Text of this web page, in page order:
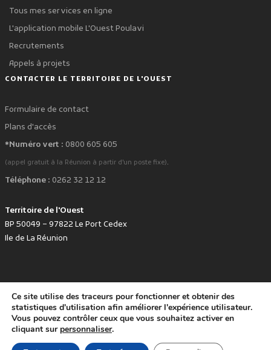
Tous mes services en ligne
L'application mobile L'Ouest Poulavi
Recrutements
Appels à projets
CONTACTER LE TERRITOIRE DE L'OUEST
Formulaire de contact
Plans d'accès
*Numéro vert : 0800 605 605
(appel gratuit à la Réunion à partir d'un poste fixe).
Téléphone : 0262 32 12 12
Territoire de l'Ouest
BP 50049 – 97822 Le Port Cedex
Ile de La Réunion
Développé avec favoritepar le Territoire de l'Ouest © www.tco.re -2026.
Politique de protection des données personnelles
Mentions légales
Accessibilité : non conforme
Ce site utilise des traceurs pour fonctionner et obtenir des
statistiques d'utilisation afin améliorer l'expérience utilisateur.
Vous pouvez contrôler ceux que vous souhaitez activer en
cliquant sur personnaliser.